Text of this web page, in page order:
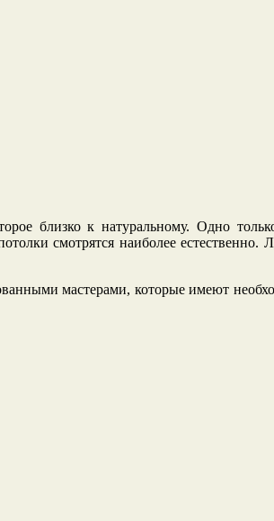
близко к натуральному. Одно
смотрятся наиболее естественно.
мастерами, которые имеют